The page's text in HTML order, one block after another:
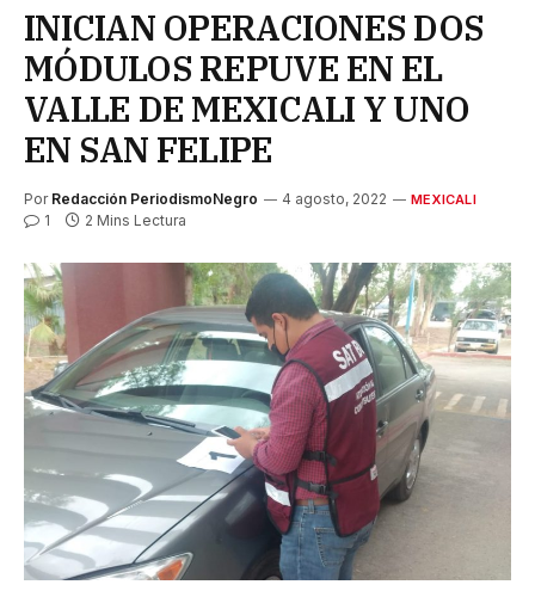
INICIAN OPERACIONES DOS
MÓDULOS REPUVE EN EL
VALLE DE MEXICALI Y UNO
EN SAN FELIPE
Por Redacción PeriodismoNegro 4 agosto, 2022 MEXICALI
1 2 Mins Lectura